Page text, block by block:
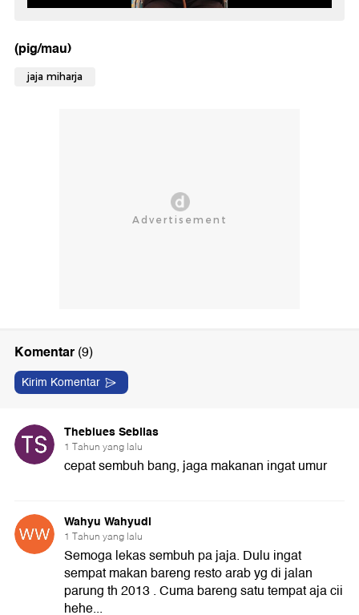
(pig/mau)
jaja miharja